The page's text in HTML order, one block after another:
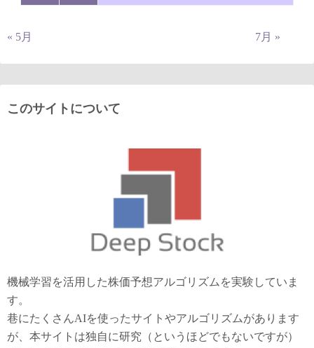
« 5月 7月 »
このサイトについて
機械学習を活用した株価予想アルゴリズムを実験していま
す。
巷にたくさんAIを使ったサイトやアルゴリズムがあります
が、本サイトは独自に研究（というほどでもないですが）